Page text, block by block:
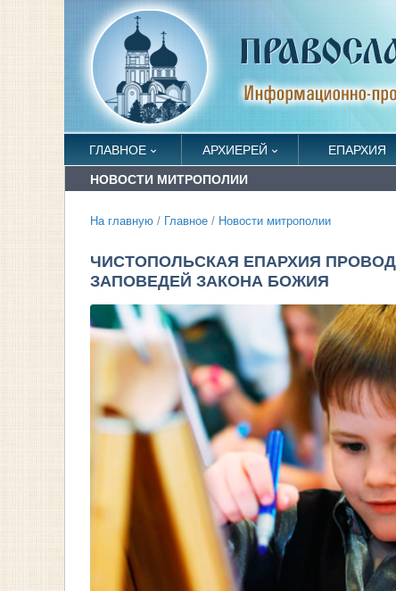
ГЛАВНОЕ АРХИЕРЕЙ ЕПАРХИЯ
НОВОСТИ МИТРОПОЛИИ
На главную / Главное / Новости митрополии
ЧИСТОПОЛЬСКАЯ ЕПАРХИЯ
ЗАПОВЕДЕЙ ЗАКОНА БОЖИЯ